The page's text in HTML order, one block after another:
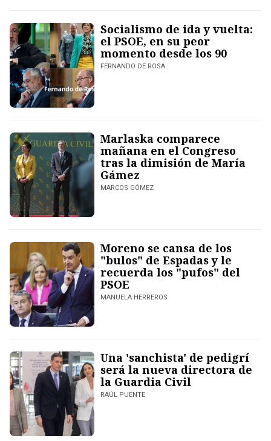
Socialismo de ida y vuelta:
el PSOE, en su peor
momento desde los 90
FERNANDO DE ROSA
Marlaska comparece
mañana en el Congreso
tras la dimisión de María
Gámez
MARCOS GÓMEZ
Moreno se cansa de los
"bulos" de Espadas y le
recuerda los "pufos" del
PSOE
MANUELA HERREROS
Una 'sanchista' de pedigrí
será la nueva directora de
la Guardia Civil
RAÚL PUENTE